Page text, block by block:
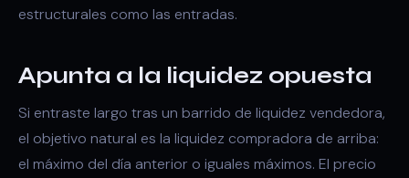
estructurales como las entradas.
Apunta a la liquidez opuesta
Si entraste largo tras un barrido de liquidez vendedora,
el objetivo natural es la liquidez compradora de arriba:
el máximo del día anterior o iguales máximos. El precio